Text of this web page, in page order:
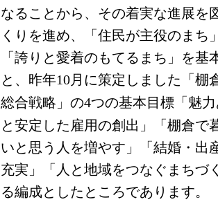
なることから、その着実な進展を
くりを進め、「住民が主役のまち
「誇りと愛着のもてるまち」を
と、昨年10月に策定しました「棚
総合戦略」の4つの基本目標「魅
と安定した雇用の創出」「棚倉で
いと思う人を増やす」「結婚・出
充実」「人と地域をつなぐまちづ
る編成としたところであります。